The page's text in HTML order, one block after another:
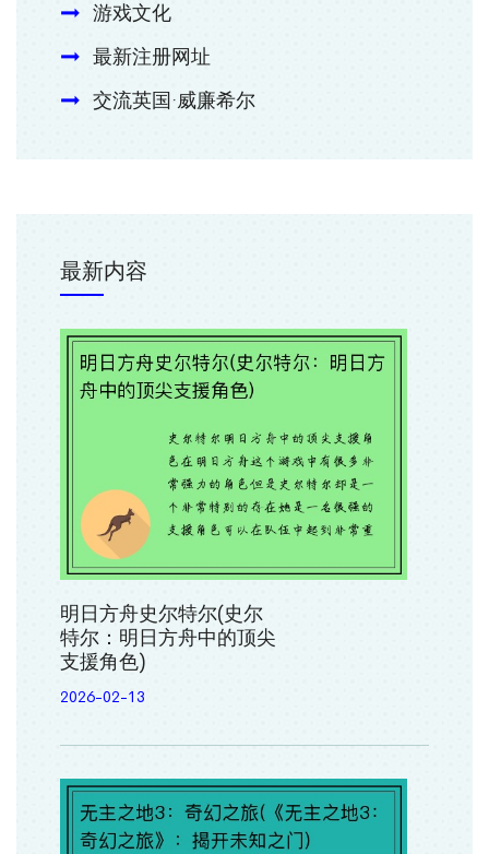
游戏文化
最新注册网址
交流英国·威廉希尔
最新内容
明日方舟史尔特尔(史尔
特尔：明日方舟中的顶尖
支援角色)
2026-02-13